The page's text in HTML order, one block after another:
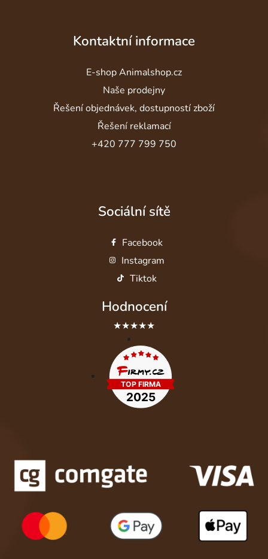
Kontaktní informace
E-shop Animalshop.cz
Naše prodejny
Řešení objednávek, dostupností zboží
Řešení reklamací
+420 777 799 750
Sociální sítě
Facebook
Instagram
Tiktok
Hodnocení
★★★★★